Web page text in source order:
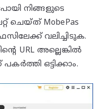
നിങ്ങളുടെ
ചെയ്ത് MobePas
വലിച്ചിടുക.
URL അല്ലെങ്കിൽ
ഒട്ടിക്കാം.